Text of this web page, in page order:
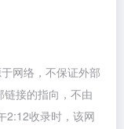
网络，不保证外部
接的指向，不由
2:12收录时，该网